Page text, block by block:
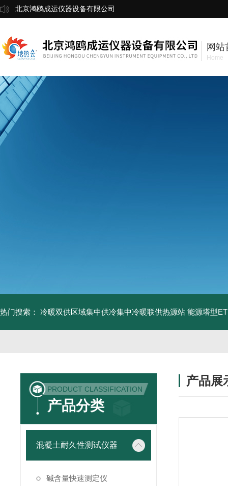
北京鸿鸥成运仪器设备有限公司
网站
Home
热门搜索： 冷暖双供区域集中供冷集中冷暖联供热源站 能源塔型
PRODUCT CLASSIFICATION
产品分类
混凝土耐久性测试仪器
碱含量快速测定仪
产品展